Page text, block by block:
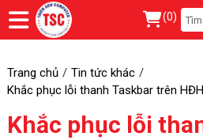
(0)
Trang chủ
Tin tức khác
Khắc phục lỗi thanh Taskbar trên
Khắc phục lỗi